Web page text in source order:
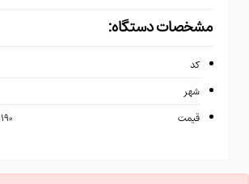
مشخصات دستگاه:
کد
شهر
قیمت
۱۹۰ میلیون تومان